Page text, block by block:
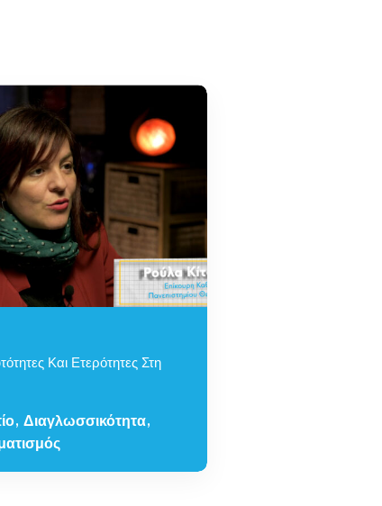
Και Ετερότητες Στη
Διαγλωσσικότητα,